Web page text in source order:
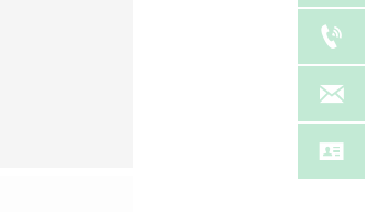


